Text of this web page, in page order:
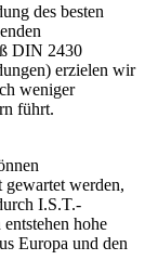
des besten
DIN 2430
erzielen wir
weniger
führt.
werden,
I.S.T.-
hohe
Europa und den